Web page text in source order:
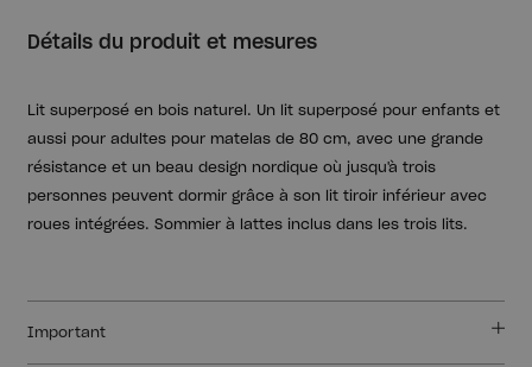
Détails du produit et mesures
Lit superposé en bois naturel. Un lit superposé pour enfants et
aussi pour adultes pour matelas de 80 cm, avec une grande
résistance et un beau design nordique où jusqu'à trois
personnes peuvent dormir grâce à son lit tiroir inférieur avec
roues intégrées. Sommier à lattes inclus dans les trois lits.
Important